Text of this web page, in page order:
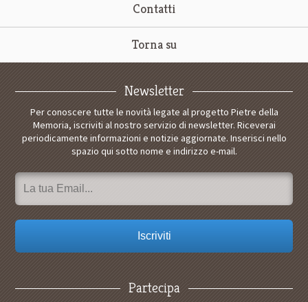
Contatti
Torna su
Newsletter
Per conoscere tutte le novità legate al progetto Pietre della
Memoria, iscriviti al nostro servizio di newsletter. Riceverai
periodicamente informazioni e notizie aggiornate. Inserisci nello
spazio qui sotto nome e indirizzo e-mail.
Partecipa